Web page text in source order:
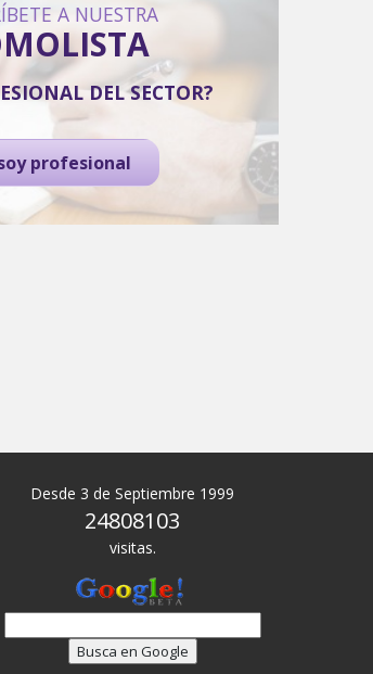
A NUESTRA
DEL SECTOR?
profesional
Desde 3 de Septiembre 1999
24808103
visitas.